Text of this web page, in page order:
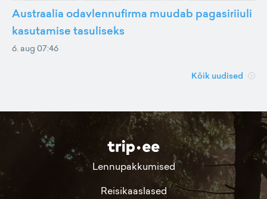
Austraalia odavlennufirma muudab pagasiriiuli
kasutamise tasuliseks
6. aug 07:46
Kõik uudised
Lennupakkumised
Reisikaaslased